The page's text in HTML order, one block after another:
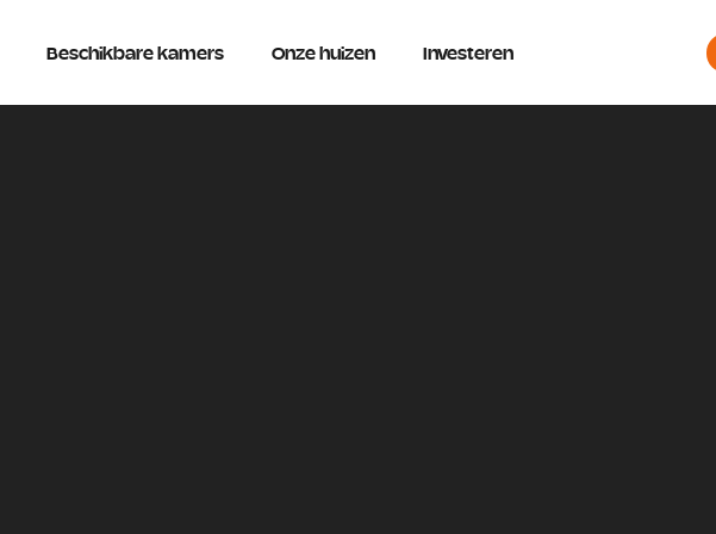
Beschikbare kamers Onze huizen Investeren